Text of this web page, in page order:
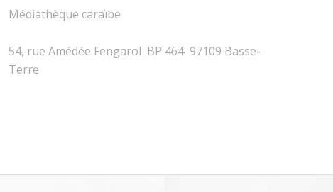
Médiathèque caraïbe
54, rue Amédée Fengarol BP 464 97109 Basse-
Terre